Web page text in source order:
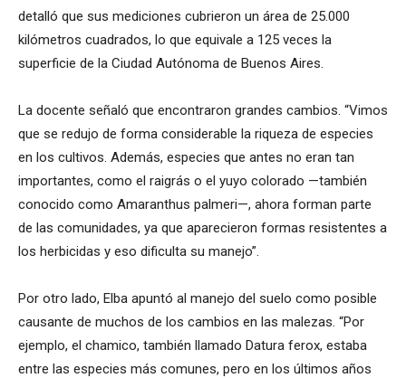
detalló que sus mediciones cubrieron un área de 25.000
kilómetros cuadrados, lo que equivale a 125 veces la
superficie de la Ciudad Autónoma de Buenos Aires.
La docente señaló que encontraron grandes cambios. “Vimos
que se redujo de forma considerable la riqueza de especies
en los cultivos. Además, especies que antes no eran tan
importantes, como el raigrás o el yuyo colorado —también
conocido como Amaranthus palmeri—, ahora forman parte
de las comunidades, ya que aparecieron formas resistentes a
los herbicidas y eso dificulta su manejo”.
Por otro lado, Elba apuntó al manejo del suelo como posible
causante de muchos de los cambios en las malezas. “Por
ejemplo, el chamico, también llamado Datura ferox, estaba
entre las especies más comunes, pero en los últimos años